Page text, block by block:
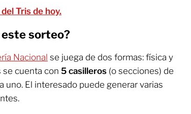
Tris de hoy.
este sorteo?
Nacional se juega de dos formas: física y
se cuenta con 5 casilleros (o secciones) de
uno. El interesado puede generar varias